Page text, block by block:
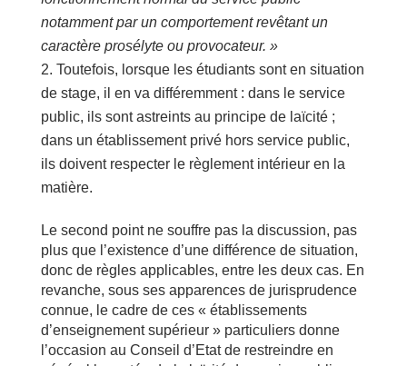
notamment par un comportement revêtant un
caractère prosélyte ou provocateur. »
Toutefois, lorsque les étudiants sont en situation
de stage, il en va différemment : dans le service
public, ils sont astreints au principe de laïcité ;
dans un établissement privé hors service public,
ils doivent respecter le règlement intérieur en la
matière.
Le second point ne souffre pas la discussion, pas
plus que l’existence d’une différence de situation,
donc de règles applicables, entre les deux cas. En
revanche, sous ses apparences de jurisprudence
connue, le cadre de ces « établissements
d’enseignement supérieur » particuliers donne
l’occasion au Conseil d’Etat de restreindre en